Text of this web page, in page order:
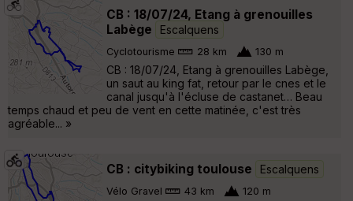
CB : 18/07/24, Etang à grenouilles
Labège
Escalquens
Cyclotourisme 28 km 130 m
CB : 18/07/24, Etang à grenouilles Labège,
un saut au king fat, retour par le cnes et le
canal jusqu'à l'écluse de castanet… Beau
temps chaud et peu de vent en cette matinée, c'est très
agréable... »
CB : citybiking toulouse Escalquens
Vélo Gravel 43 km 120 m